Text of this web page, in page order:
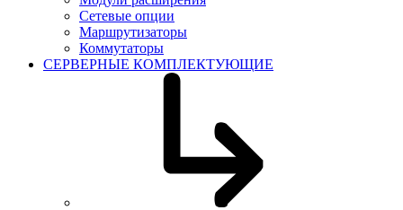
Сетевые опции
Маршрутизаторы
Коммутаторы
СЕРВЕРНЫЕ КОМПЛЕКТУЮЩИЕ